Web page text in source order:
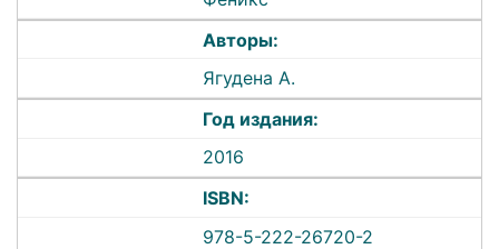
Авторы:
Ягудена А.
Год издания:
2016
ISBN:
978-5-222-26720-2